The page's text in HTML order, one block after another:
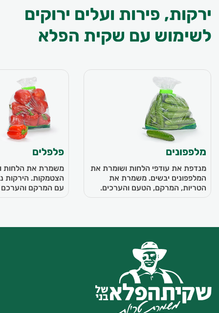
ירקות, פירות ועלים ירוקים
לשימוש עם שקית הפלא
מלפפונים
מנדפת את עודפי הלחות ושומרת את
המלפפונים יבשים. משמרת את
הטריות, המרקם, הטעם והערכים.
פלפלים
משמרת את הלחות
הצטמקות. הירקות
עם המרקם והערכם